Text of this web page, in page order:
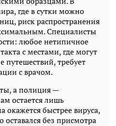
где в сутки можно
риск распространения
Специалисты
любое нетипичное
с местами, где могут
путешествий, требует
с врачом.
а полиция —
остается лишь
окажется быстрее вируса,
без присмотра